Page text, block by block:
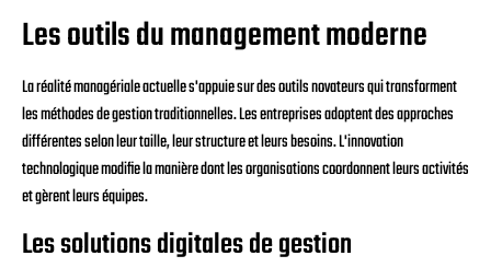
Les outils du management moderne
La réalité managériale actuelle s'appuie sur des outils novateurs qui transforment
les méthodes de gestion traditionnelles. Les entreprises adoptent des approches
différentes selon leur taille, leur structure et leurs besoins. L'innovation
technologique modifie la manière dont les organisations coordonnent leurs activités
et gèrent leurs équipes.
Les solutions digitales de gestion